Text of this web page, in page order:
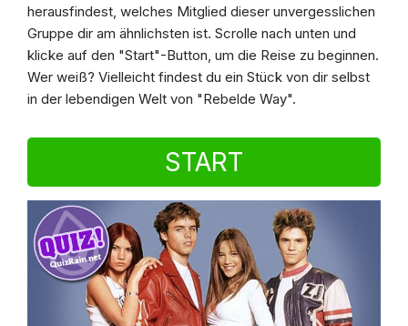
herausfindest, welches Mitglied dieser unvergesslichen
Gruppe dir am ähnlichsten ist. Scrolle nach unten und
klicke auf den "Start"-Button, um die Reise zu beginnen.
Wer weiß? Vielleicht findest du ein Stück von dir selbst
in der lebendigen Welt von "Rebelde Way".
START